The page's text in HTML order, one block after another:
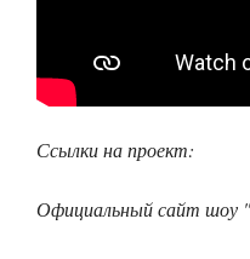
Ссылки на проект:
Официальный сайт шоу